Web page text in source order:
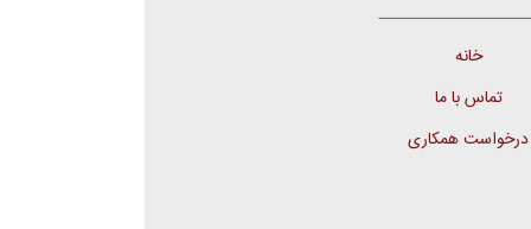
خانه
تماس با ما
درخواست همکاری